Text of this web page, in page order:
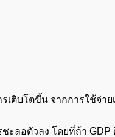
เติบโตขึ้น จากการใช้จ่า
ชะลอตัวลง โดยที่ถ้า